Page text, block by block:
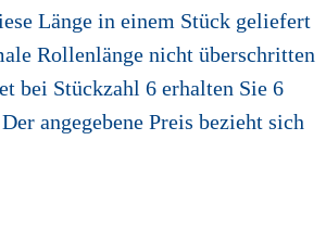
Länge in einem Stück geliefert
Rollenlänge nicht überschritten
bei Stückzahl 6 erhalten Sie 6
angegebene Preis bezieht sich